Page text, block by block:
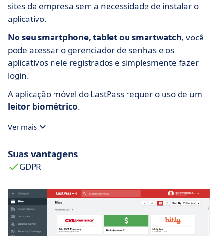
sites da empresa sem a necessidade de instalar o
aplicativo.
No seu smartphone, tablet ou smartwatch, você
pode acessar o gerenciador de senhas e os
aplicativos nele registrados e simplesmente fazer
login.
A aplicação móvel do LastPass requer o uso de um
leitor biométrico.
Ver mais
Suas vantagens
GDPR